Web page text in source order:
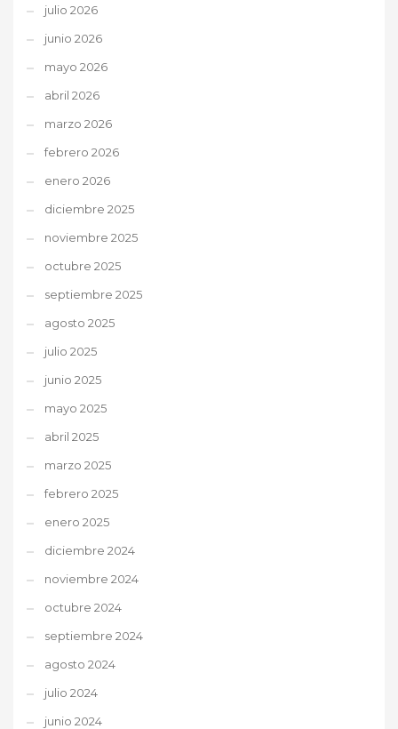
julio 2026
junio 2026
mayo 2026
abril 2026
marzo 2026
febrero 2026
enero 2026
diciembre 2025
noviembre 2025
octubre 2025
septiembre 2025
agosto 2025
julio 2025
junio 2025
mayo 2025
abril 2025
marzo 2025
febrero 2025
enero 2025
diciembre 2024
noviembre 2024
octubre 2024
septiembre 2024
agosto 2024
julio 2024
junio 2024